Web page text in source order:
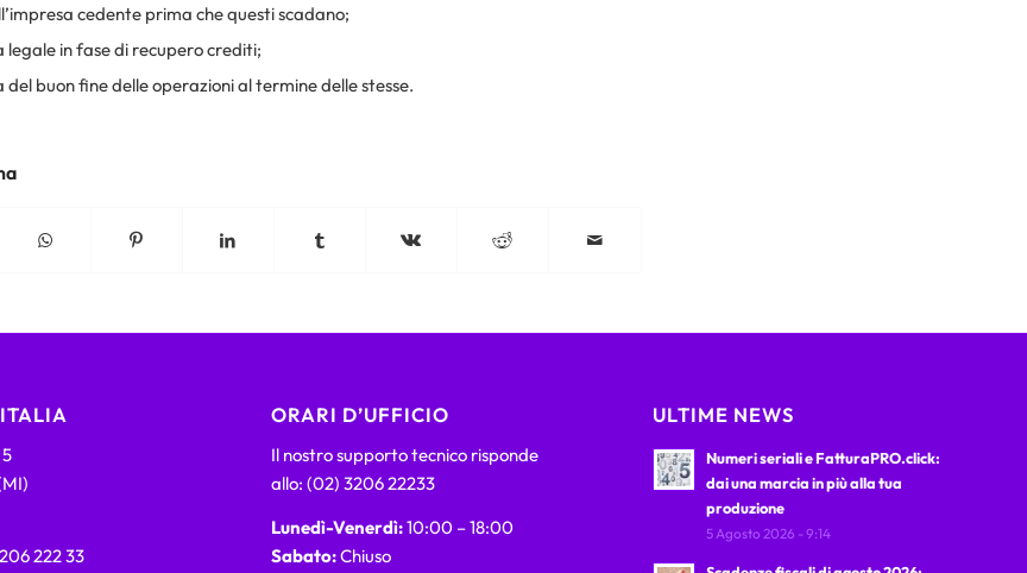
cedente prima che questi scadano;
legale in fase di recupero crediti;
buon fine delle operazioni al termine delle stesse.
222 33
ORARI D’UFFICIO
Il nostro supporto tecnico risponde
allo: (02) 3206 22233
Lunedì-Venerdì:10:00 – 18:00
Sabato:Chiuso
ULTIME NEWS
Numeri seriali e FatturaPRO.click:
dai una marcia in più alla tua
produzione
5 Agosto 2026 - 9:14